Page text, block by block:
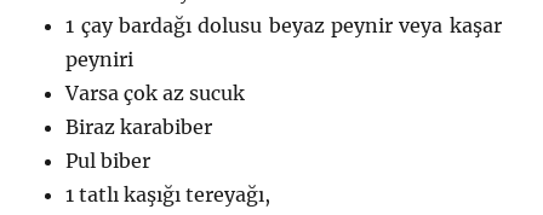
1 çay bardağı dolusu beyaz peynir veya kaşar
peyniri
Varsa çok az sucuk
Biraz karabiber
Pul biber
1 tatlı kaşığı tereyağı,